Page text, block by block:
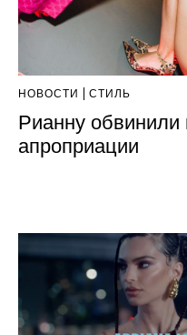
НОВОСТИ СТИЛЬ
Рианну обвинили
апроприации